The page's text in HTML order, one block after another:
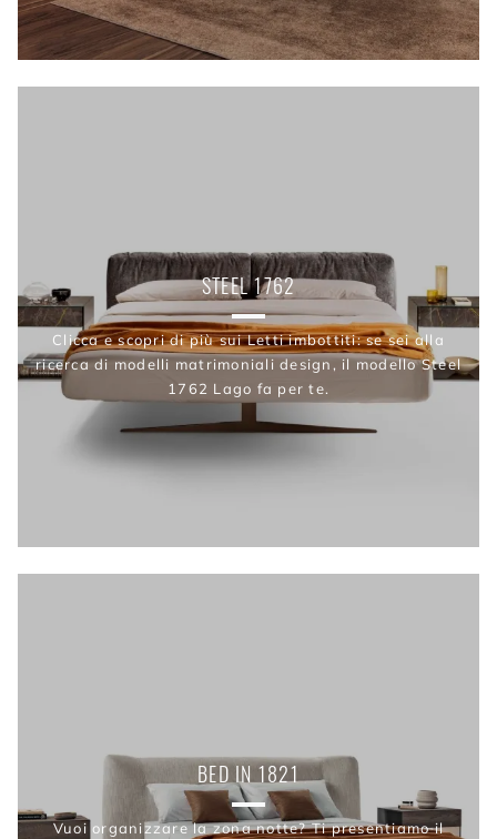
STEEL 1762
Clicca e scopri di più sui Letti imbottiti: se sei alla
ricerca di modelli matrimoniali design, il modello Steel
1762 Lago fa per te.
BED IN 1821
Vuoi organizzare la zona notte? Ti presentiamo il